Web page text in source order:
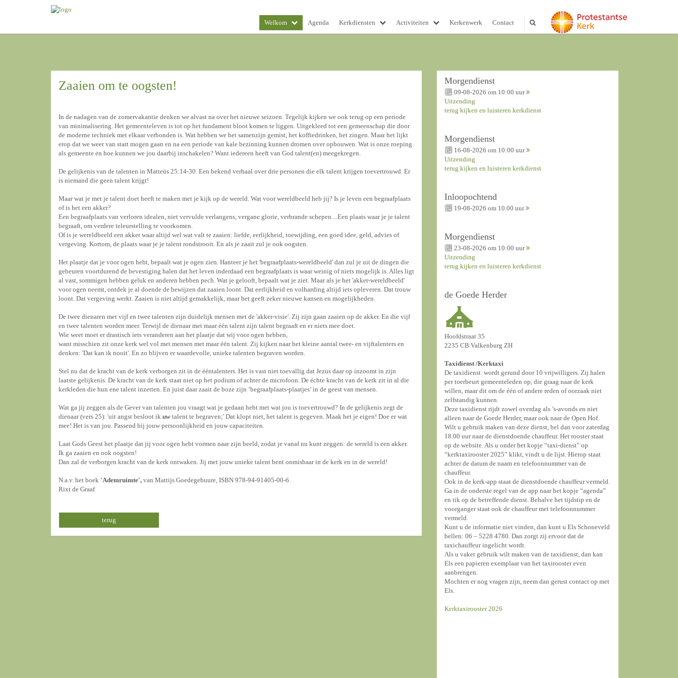
Welkom Agenda Kerkdiensten Activiteiten Kerkenwerk Contact
Zaaien om te oogsten!
In de nadagen van de zomervakantie denken we alvast na over het nieuwe seizoen. Tegelijk kijken we ook terug op een periode
van minimalisering. Het gemeenteleven is tot op het fundament bloot komen te liggen. Uitgekleed tot een gemeenschap die door
de moderne techniek met elkaar verbonden is. Wat hebben we het samenzijn gemist, het koffiedrinken, het zingen. Maar het lijkt
erop dat we weer van start mogen gaan en na een periode van kale bezinning kunnen dromen over opbouwen. Wat is onze roeping
als gemeente en hoe kunnen we jou daarbij inschakelen? Want iedereen heeft van God talent(en) meegekregen.
De gelijkenis van de talenten in Matteüs 25:14-30. Een bekend verhaal over drie personen die elk talent krijgen toevertrouwd. Er
is niemand die geen talent krijgt!
Maar wat je met je talent doet heeft te maken met je kijk op de wereld. Wat voor wereldbeeld heb jij? Is je leven een begraafplaats
of is het een akker?
Een begraafplaats van verloren idealen, niet vervulde verlangens, vergane glorie, verbrande schepen....Een plaats waar je je talent
begraaft, om verdere teleurstelling te voorkomen.
Of is je wereldbeeld een akker waar altijd wel wat valt te zaaien: liefde, eerlijkheid, toewijding, een goed idee, geld, advies of
vergeving. Kortom, de plaats waar je je talent rondstrooit. En als je zaait zul je ook oogsten.
Het plaatje dat je voor ogen hebt, bepaalt wat je ogen zien. Hanteer je het 'begraafplaats-wereldbeeld' dan zul je uit de dingen die
gebeuren voortdurend de bevestiging halen dat het leven inderdaad een begraafplaats is waar weinig of niets mogelijk is. Alles ligt
al vast, sommigen hebben geluk en anderen hebben pech. Wat je gelooft, bepaalt wat je ziet. Maar als je het 'akker-wereldbeeld'
voor ogen neemt, ontdek je al doende de bewijzen dat zaaien loont. Dat eerlijkheid en volharding altijd iets opleveren. Dat trouw
loont. Dat vergeving werkt. Zaaien is niet altijd gemakkelijk, maar het geeft zeker nieuwe kansen en mogelijkheden.
De twee dienaren met vijf en twee talenten zijn duidelijk mensen met de 'akker-visie'. Zij zijn gaan zaaien op de akker. En die vijf
en twee talenten worden meer. Terwijl de dienaar met maar één talent zijn talent begraaft en er niets mee doet.
Wie weet moet er drastisch iets veranderen aan het plaatje dat wij voor ogen hebben,
want misschien zit onze kerk wel vol met mensen met maar één talent. Zij kijken naar het kleine aantal twee- en vijftalenters en
denken: 'Dat kan ik nooit'. En zo blijven er waardevolle, unieke talenten begraven worden.
Stel nu dat de kracht van de kerk verborgen zit in de ééntalenters. Het is vast niet toevallig dat Jezus daar op inzoomt in zijn
laatste gelijkenis. De kracht van de kerk staat niet op het podium of achter de microfoon. De échte kracht van de kerk zit in al die
kerkleden die hun ene talent inzetten. En juist daar zaait de boze zijn ‘begraafplaats-plaatjes’ in de geest van mensen.
Wat ga jij zeggen als de Gever van talenten jou vraagt wat je gedaan hebt met wat jou is toevertrouwd? In de gelijkenis zegt de
dienaar (vers 25): 'uit angst besloot ik uw talent te begraven;' Dat klopt niet, het talent is gegeven. Maak het je eigen! Doe er wat
mee! Het is van jou. Passend bij jouw persoonlijkheid en jouw capaciteiten.
Laat Gods Geest het plaatje dat jij voor ogen hebt vormen naar zijn beeld, zodat je vanaf nu kunt zeggen: de wereld is een akker.
Ik ga zaaien en ook oogsten!
Dan zal de verborgen kracht van de kerk ontwaken. Jij met jouw unieke talent bent onmisbaar in de kerk en in de wereld!
N.a.v. het boek 'Ademruimte', van Mattijs Goedegebuure, ISBN 978-94-91405-00-6.
Rixt de Graaf
terug
Morgendienst
09-08-2026 om 10:00 uur
Uitzending
terug kijken en luisteren kerkdienst
Morgendienst
16-08-2026 om 10:00 uur
Uitzending
terug kijken en luisteren kerkdienst
Inloopochtend
19-08-2026 om 10.00 uur
Morgendienst
23-08-2026 om 10:00 uur
Uitzending
terug kijken en luisteren kerkdienst
de Goede Herder
Hoofdstraat 35
2235 CB Valkenburg ZH
Taxidienst /Kerktaxi
De taxidienst wordt gerund door 10 vrijwilligers. Zij halen
per toerbeurt gemeenteleden op, die graag naar de kerk
willen, maar dit om de één of andere reden of oorzaak niet
zelfstandig kunnen.
Deze taxidienst rijdt zowel overdag als ’s-avonds en niet
alleen naar de Goede Herder, maar ook naar de Open Hof.
Wilt u gebruik maken van deze dienst, bel dan voor zaterdag
18.00 uur naar de dienstdoende chauffeur. Het rooster staat
op de website. Als u onder het kopje “taxi-dienst” op
“kerktaxirooster 2025” klikt, vindt u de lijst. Hierop staat
achter de datum de naam en telefoonnummer van de
chauffeur.
Ook in de kerk-app staat de dienstdoende chauffeur vermeld.
Ga in de onderste regel van de app naar het kopje “agenda”
en tik op de betreffende dienst. Behalve het tijdstip en de
voorganger staat ook de chauffeur met telefoonnummer
vermeld.
Kunt u de informatie niet vinden, dan kunt u Els Schoneveld
bellen: 06 – 5228 4780. Dan zorgt zij ervoor dat de
taxichauffeur ingelicht wordt.
Als u vaker gebruik wilt maken van de taxidienst, dan kan
Els een papieren exemplaar van het taxirooster even
aanbrengen.
Mochten er nog vragen zijn, neem dan gerust contact op met
Els.
Kerktaxirooster 2026